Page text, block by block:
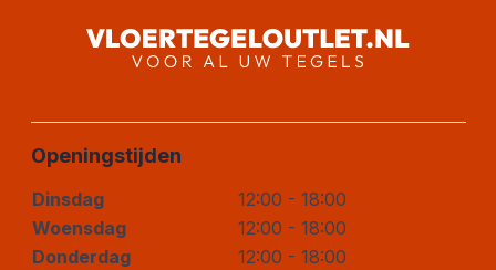
Openingstijden
Dinsdag
12:00 - 18:00
Woensdag
12:00 - 18:00
Donderdag
12:00 - 18:00